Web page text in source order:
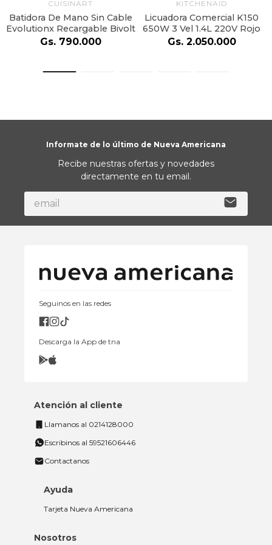
CUISINART
Batidora De Mano Sin Cable
Evolutionx Recargable Bivolt
Gs. 790.000
KITCHENAID
Licuadora Comercial K150
650W 3 Vel 1.4L 220V Rojo
Gs. 2.050.000
Informate de lo último de Nueva Americana
Recibe nuestras ofertas y novedades
directamente en tu email.
Seguinos en las redes
Descarga la App de tna
Atención al cliente
Llamanos al 0214128000
Escribinos al 59521606446
Contactanos
Ayuda
Tarjeta Nueva Americana
Nosotros